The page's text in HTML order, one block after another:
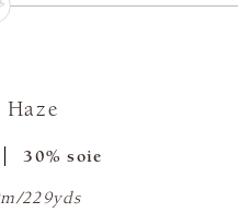
30% soie
229yds